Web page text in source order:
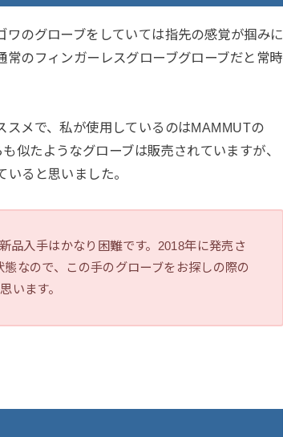
のグローブをしていては指先の感覚が掴みに
のフィンガーレスグローブグローブだと常時
メで、私が使用しているのはMAMMUTの
似たようなグローブは販売されていますが、
ると思いました。
品入手はかなり困難です。2018年に発売さ
なので、この手のグローブをお探しの際の
います。